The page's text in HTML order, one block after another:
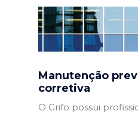
Manutenção
corretiva
O Grifo possui